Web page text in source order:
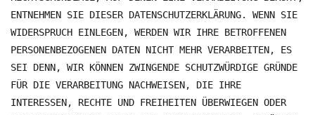
ENTNEHMEN SIE DIESER DATENSCHUTZERKLÄRUNG. WENN SIE
WIDERSPRUCH EINLEGEN, WERDEN WIR IHRE BETROFFENEN
PERSONENBEZOGENEN DATEN NICHT MEHR VERARBEITEN, ES
SEI DENN, WIR KÖNNEN ZWINGENDE SCHUTZWÜRDIGE GRÜNDE
FÜR DIE VERARBEITUNG NACHWEISEN, DIE IHRE
INTERESSEN, RECHTE UND FREIHEITEN ÜBERWIEGEN ODER